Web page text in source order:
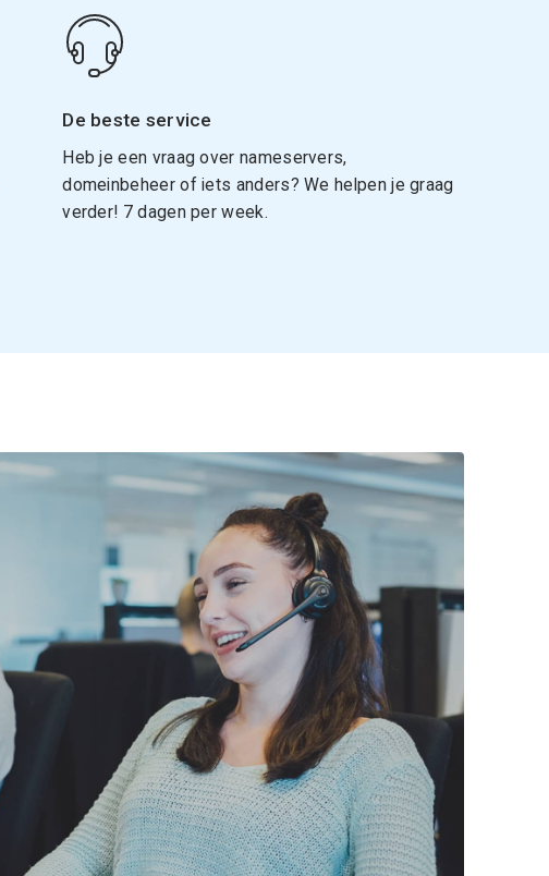
De beste service
Heb je een vraag over nameservers,
domeinbeheer of iets anders? We helpen je graag
verder! 7 dagen per week.